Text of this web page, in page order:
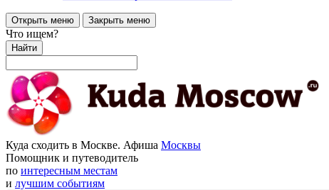
Открыть меню Закрыть меню
Что ищем?
Найти
Куда сходить в Москве. Афиша Москвы
Помощник и путеводитель
по интересным местам
и лучшим событиям